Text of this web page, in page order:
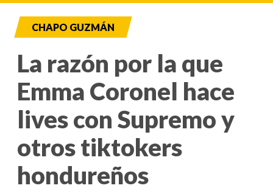
CHAPO GUZMÁN
La razón por la que
Emma Coronel hace
lives con Supremo y
otros tiktokers
hondureños